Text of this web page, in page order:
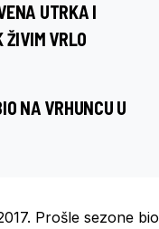
UTRKA I
VRLO
NA VRHUNCU U
Prošle sezone bio